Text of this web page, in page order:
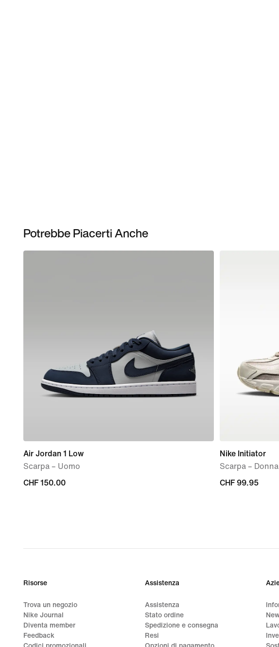
Potrebbe Piacerti Anche
Air Jordan 1 Low
Scarpa – Uomo
CHF
CHF 150.00
Nike Initiator
Scarpa – Donna
CHF
CHF 99.95
Risorse
Trova un negozio
Nike Journal
Diventa member
Feedback
Codici promozionali
Assistenza
Assistenza
Stato ordine
Spedizione e consegna
Resi
Opzioni di pagamento